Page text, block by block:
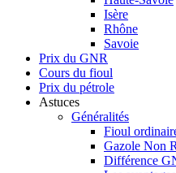
Isère
Rhône
Savoie
Prix du GNR
Cours du fioul
Prix du pétrole
Astuces
Généralités
Fioul
Gazole Non
Différence